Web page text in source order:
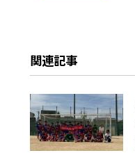
関連記事